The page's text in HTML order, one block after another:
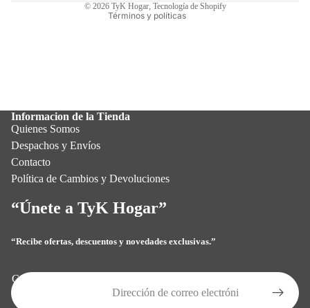
© 2026 TyK Hogar, Tecnología de Shopify
Términos y políticas
Informacion de la Tienda
Quienes Somos
Despachos y Envíos
Contacto
Política de Cambios y Devoluciones
“Únete a TyK Hogar”
“Recibe ofertas, descuentos y novedades exclusivas.”
Correo electrónico
Política de privacidad